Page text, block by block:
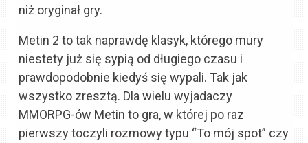
niż oryginał gry.
Metin 2 to tak naprawdę klasyk, którego mury
niestety już się sypią od długiego czasu i
prawdopodobnie kiedyś się wypali. Tak jak
wszystko zresztą. Dla wielu wyjadaczy
MMORPG-ów Metin to gra, w której po raz
pierwszy toczyli rozmowy typu “To mój spot” czy